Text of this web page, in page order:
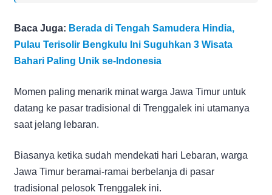
Baca Juga: Berada di Tengah Samudera Hindia,
Pulau Terisolir Bengkulu Ini Suguhkan 3 Wisata
Bahari Paling Unik se-Indonesia
Momen paling menarik minat warga Jawa Timur untuk
datang ke pasar tradisional di Trenggalek ini utamanya
saat jelang lebaran.
Biasanya ketika sudah mendekati hari Lebaran, warga
Jawa Timur beramai-ramai berbelanja di pasar
tradisional pelosok Trenggalek ini.